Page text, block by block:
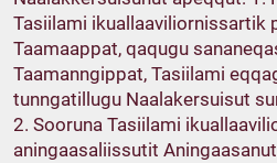
Tasiilami ikuallaaviliornissartik
Taamaappat, qaqugu
Taamanngippat, Tasiilami
tunngatillugu Naalakersuisut
2. Sooruna Tasiilami
aningaasaliissutit